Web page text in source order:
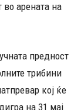
во арената на
предност
трибини
кој ќе
на 31 мај